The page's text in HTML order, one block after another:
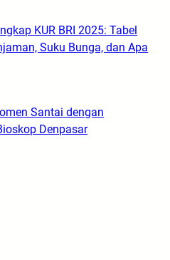
KUR BRI 2025: Tabel
Suku Bunga, dan Apa
Santai dengan
Denpasar